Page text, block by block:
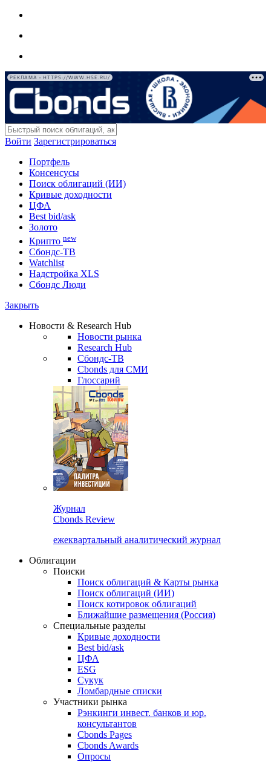
РЕКЛАМА • HTTPS://WWW.HSE.RU/
Войти Зарегистрироваться
Портфель
Консенсусы
Поиск облигаций (ИИ)
Кривые доходности
ЦФА
Best bid/ask
Золото
Крипто new
Сбондс-ТВ
Watchlist
Надстройка XLS
Сбондс Люди
Закрыть
Новости & Research Hub
Новости рынка
Research Hub
Сбондс-ТВ
Cbonds для СМИ
Глоссарий
Журнал
Cbonds Review
ежеквартальный аналитический журнал
Облигации
Поиски
Поиск облигаций & Карты рынка
Поиск облигаций (ИИ)
Поиск котировок облигаций
Ближайшие размещения (Россия)
Специальные разделы
Кривые доходности
Best bid/ask
ЦФА
ESG
Сукук
Ломбардные списки
Участники рынка
Рэнкинги инвест. банков и юр.
консультантов
Cbonds Pages
Cbonds Awards
Опросы